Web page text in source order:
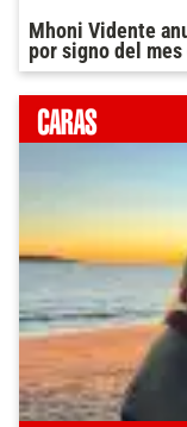
Mhoni Vidente
por signo del